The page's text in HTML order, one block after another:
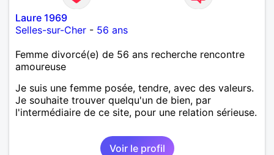
Laure 1969
Selles-sur-Cher - 56 ans
Femme divorcé(e) de 56 ans recherche rencontre
amoureuse
Je suis une femme posée, tendre, avec des valeurs.
Je souhaite trouver quelqu'un de bien, par
l'intermédiaire de ce site, pour une relation sérieuse.
Voir le profil